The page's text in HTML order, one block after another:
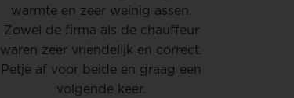
warmte en zeer weinig assen.
Zowel de firma als de chauffeur
waren zeer vriendelijk en correct.
Petje af voor beide en graag een
volgende keer.